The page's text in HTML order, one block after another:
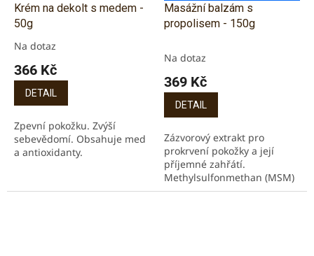
Krém na dekolt s medem -
50g
Průměrné
produktu
5,0
5
hvězdiček.
Na dotaz
366 Kč
DETAIL
Zpevní pokožku. Zvýší
sebevědomí. Obsahuje med
a antioxidanty.
Masážní balzám s
propolisem - 150g
Na dotaz
369 Kč
DETAIL
Zázvorový extrakt pro
prokrvení pokožky a její
příjemné zahřátí.
Methylsulfonmethan (MSM)
pro snížení bolestivosti,